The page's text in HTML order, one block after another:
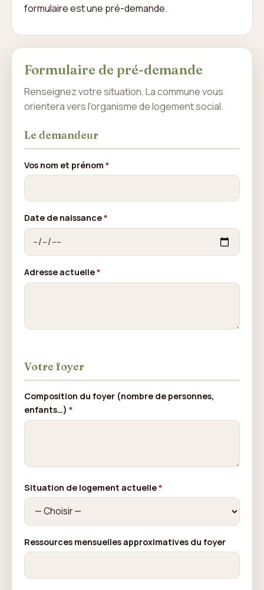
formulaire est une pré-demande.
Formulaire de pré-demande
Renseignez votre situation. La commune vous
orientera vers l'organisme de logement social.
Le demandeur
Vos nom et prénom *
Date de naissance*
Adresse actuelle*
Votre foyer
Composition du foyer (nombre de personnes,
enfants…) *
Situation de logement actuelle*
Ressources mensuelles approximatives du foyer